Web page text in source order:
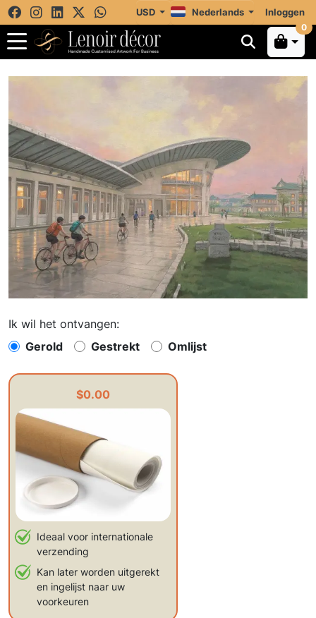
USD Nederlands Inloggen
0
Ik wil het ontvangen:
Gerold
$0.00
Ideaal voor internationale
verzending
Kan later worden uitgerekt
en ingelijst naar uw
voorkeuren
Gestrekt Omlijst